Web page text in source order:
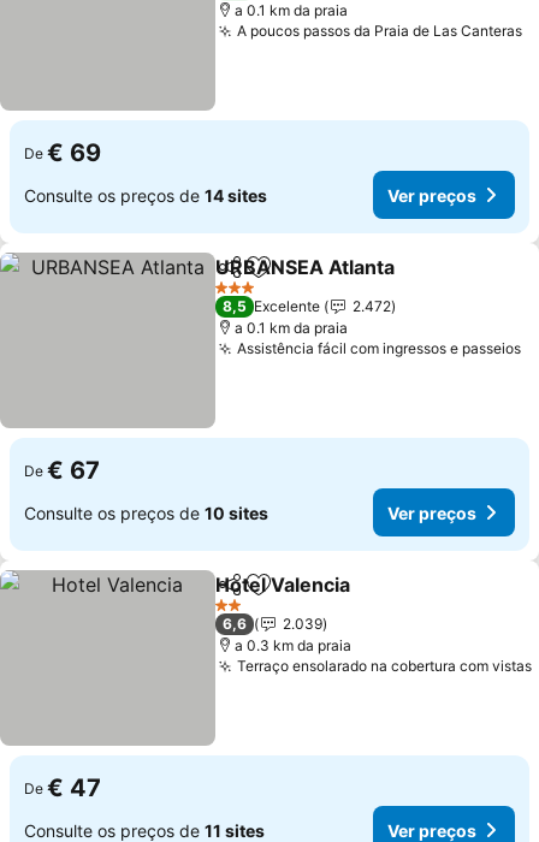
a 0.1 km da praia
A poucos passos da Praia de Las Canteras
De € 69
Consulte os preços de 14 sites Ver preços
PartilharAdicionar aos favoritos
URBANSEA Atlanta
3 Estrelas
8,5 Excelente
2.472
a 0.1 km da praia
Assistência fácil com ingressos e passeios
De € 67
Consulte os preços de 10 sites Ver preços
PartilharAdicionar aos favoritos
Hotel Valencia
2 Estrelas
6,6
2.039
a 0.3 km da praia
Terraço ensolarado na cobertura com vistas
De € 47
Consulte os preços de 11 sites Ver preços